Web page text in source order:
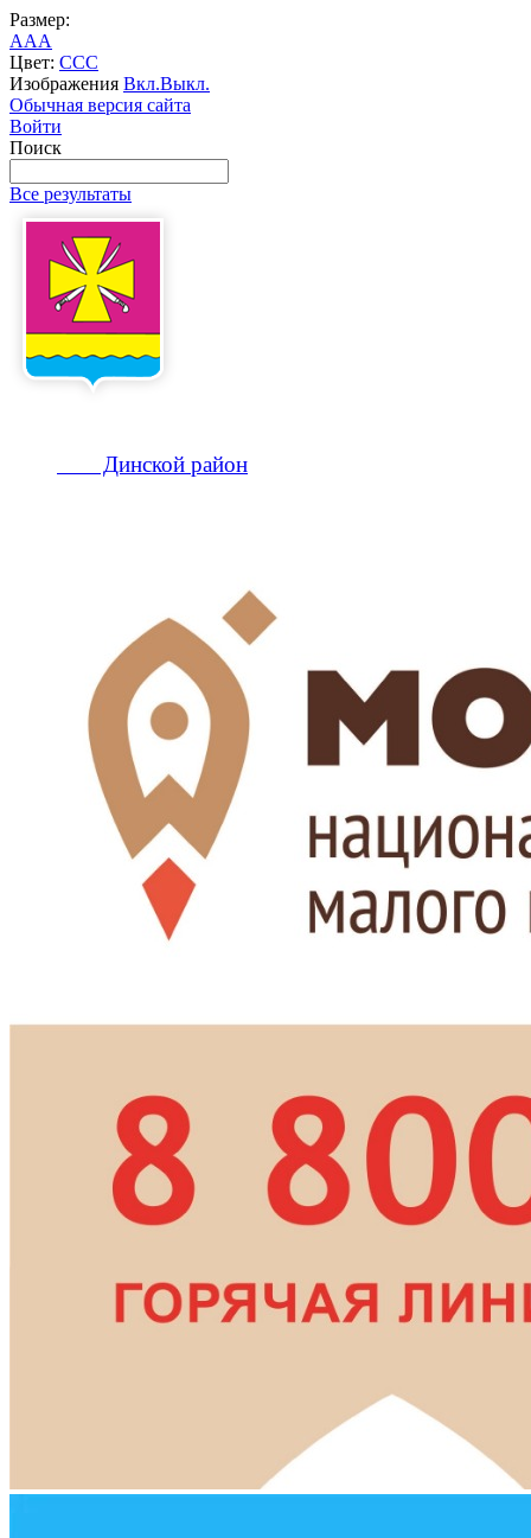
Размер:
AAA
Цвет: CCC
Изображения Вкл.Выкл.
Обычная версия сайта
Войти
Поиск
Все результаты
Динской район